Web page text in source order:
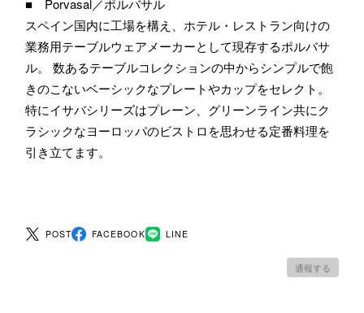
■ Porvasal／ポルバサル
スペイン国内に工場を構え、ホテル・レストラン向けの
業務用テーブルウェアメーカーとして現存するポルバサ
ル。 数あるテーブルコレクションの中からシンプルで飽
きのこないベーシックなプレートやカップをセレクト。
特にイサバシリーズはプレーン、グリーンライン共にク
ラシックなヨーロッパのビストロを思わせる定番料理を
引き立てます。
POST FACEBOOK LINE
通報する